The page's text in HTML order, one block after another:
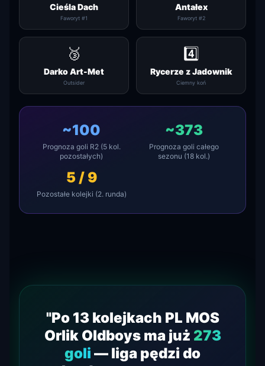
Cieśla Dach
Faworyt #1
Antałex
Faworyt #2
🥉
Darko Art-Met
Outsider
4️⃣
Rycerze z Jadownik
Ciemny koń
~100
Prognoza goli R2 (5 kol.
pozostałych)
~373
Prognoza goli całego
sezonu (18 kol.)
5 / 9
Pozostałe kolejki (2. runda)
"Po 13 kolejkach PL MOS
Orlik Oldboys ma już 273
goli — liga pędzi do